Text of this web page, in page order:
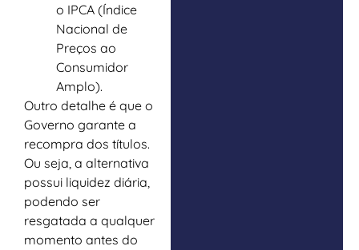
o IPCA (Índice
Nacional de
Preços ao
Consumidor
Amplo).
Outro detalhe é que o
Governo garante a
recompra dos títulos.
Ou seja, a alternativa
possui liquidez diária,
podendo ser
resgatada a qualquer
momento antes do